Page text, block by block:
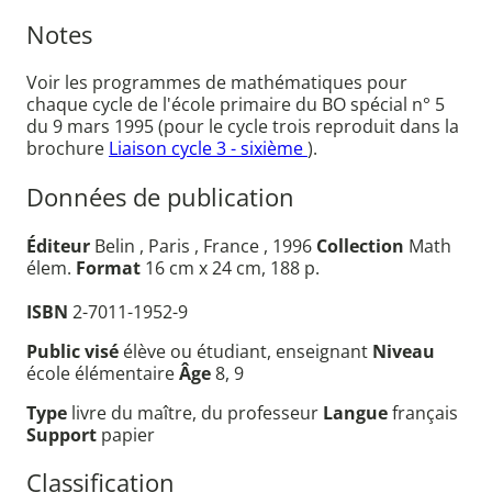
Notes
Voir les programmes de mathématiques pour
chaque cycle de l'école primaire du BO spécial n° 5
du 9 mars 1995 (pour le cycle trois reproduit dans la
brochure Liaison cycle 3 - sixième).
Données de publication
Éditeur Belin , Paris , France , 1996 Collection Math
élem. Format 16 cm x 24 cm, 188 p.
ISBN 2-7011-1952-9
Public visé élève ou étudiant, enseignant Niveau
école élémentaireÂge8, 9
Type livre du maître, du professeur Languefrançais
Support papier
Classification